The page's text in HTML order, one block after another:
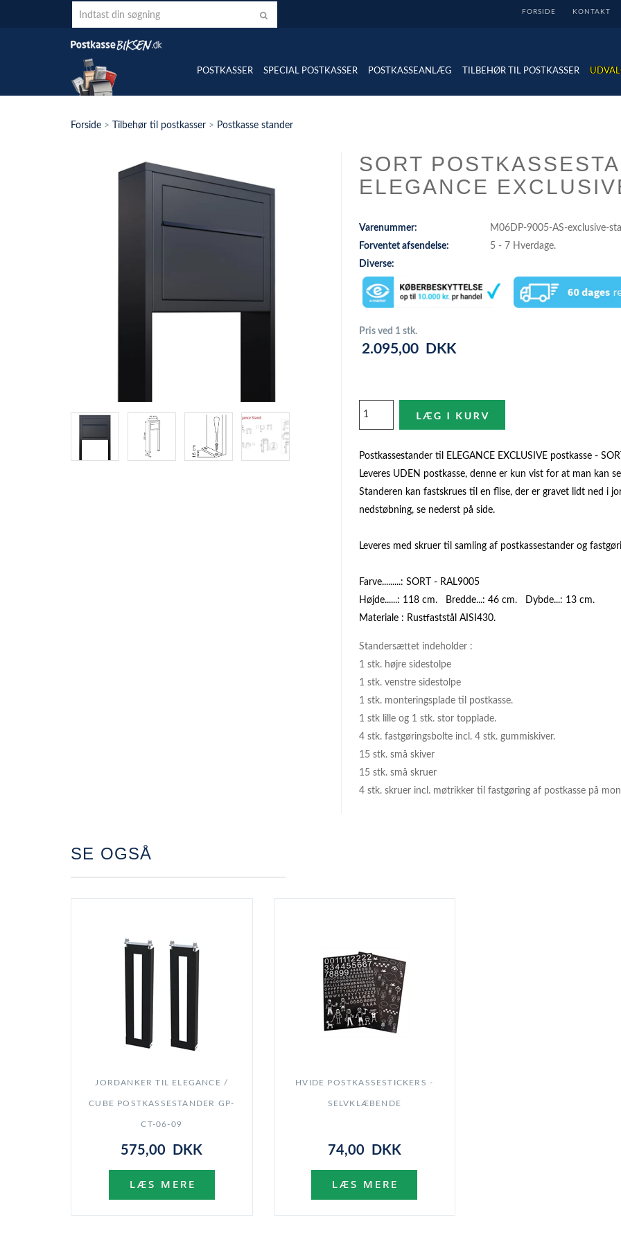
FORSIDE KONTAKT
POSTKASSER SPECIAL POSTKASSER POSTKASSEANLÆG TILBEHØR TIL POSTKASSER
Forside > Tilbehør til postkasser > Postkasse stander
SORT
ELEGANCE
Varenummer:
M06DP-9005-AS-exclusive-
Forventet afsendelse:
5 - 7 Hverdage.
Diverse:
Pris ved 1 stk.
2.095,00 DKK
Postkassestander til ELEGANCE EXCLUSIVE postkasse -
Leveres UDEN postkasse, denne er kun vist for at man kan
Standeren kan fastskrues til en flise, der er gravet lidt ned i
nedstøbning, se nederst på side.
Leveres med skruer til samling af postkassestander og
Farve.........: SORT - RAL9005
Højde......: 118 cm. Bredde...: 46 cm. Dybde...: 13 cm.
Materiale : Rustfaststål AISI430.
Standersættet indeholder :
1 stk. højre sidestolpe
1 stk. venstre sidestolpe
1 stk. monteringsplade til postkasse.
1 stk lille og 1 stk. stor topplade.
4 stk. fastgøringsbolte incl. 4 stk. gummiskiver.
15 stk. små skiver
15 stk. små skruer
4 stk. skruer incl. møtrikker til fastgøring af postkasse på
SE OGSÅ
JORDANKER TIL ELEGANCE /
CUBE POSTKASSESTANDER GP-
CT-06-09
575,00 DKK
HVIDE POSTKASSESTICKERS -
SELVKLÆBENDE
74,00 DKK